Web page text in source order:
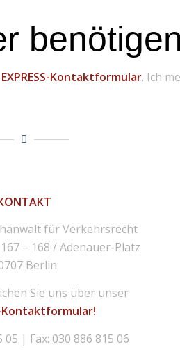
EXPRESS-Kontaktformular. Ich
für Verkehrsrecht
– 168 / Adenauer-Platz
Berlin
Sie uns über unser
Kontaktformular!
05 | Fax: 030 886 815 06